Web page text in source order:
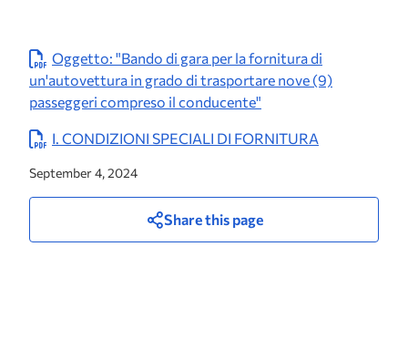
Oggetto: "Bando di gara per la fornitura di
un'autovettura in grado di trasportare nove (9)
passeggeri compreso il conducente"
Ι. CONDIZIONI SPECIALI DI FORNITURA
September 4, 2024
Share this page